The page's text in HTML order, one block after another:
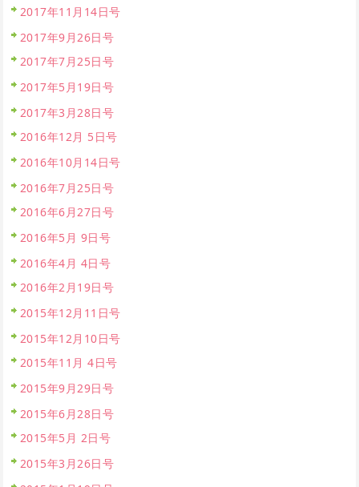
2017年11月14日号
2017年9月26日号
2017年7月25日号
2017年5月19日号
2017年3月28日号
2016年12月 5日号
2016年10月14日号
2016年7月25日号
2016年6月27日号
2016年5月 9日号
2016年4月 4日号
2016年2月19日号
2015年12月11日号
2015年12月10日号
2015年11月 4日号
2015年9月29日号
2015年6月28日号
2015年5月 2日号
2015年3月26日号